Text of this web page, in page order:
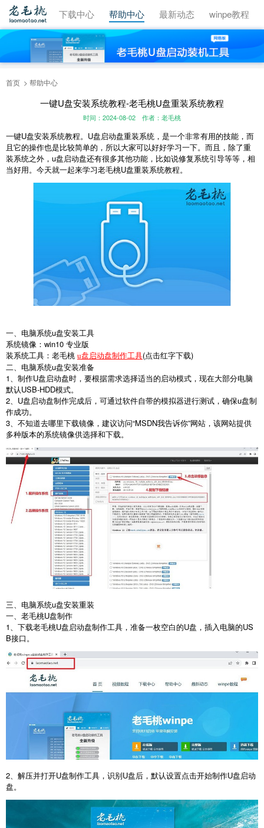
视频教程 下载中心 帮助中心 最新动态 winpe教程
首页 帮助中心
一键U盘安装系统教程-老毛桃U盘重装系统教程
时间：2024-08-02 作者：老毛桃
一键U盘安装系统教程。 U盘启动盘重装系统，是一个非常有用的技能，而
且它的操作也是比较简单的，所以大家可以好好学习一下。而且，除了重
装系统之外， u盘启动盘还有很多其他功能，比如说修复系统引导等等，相
当好用。今天就一起来学习老毛桃U盘重装系统教程。
一、电脑系统u盘安装工具
系统镜像： win10 专业版
装系统工具：老毛桃 u盘启动盘制作工具(点击红字下载)
二、电脑系统u盘安装准备
1、制作U盘启动盘时，要根据需求选择适当的启动模式，现在大部分电脑
默认USB-HDD模式。
2、 U盘启动盘制作完成后，可通过软件自带的模拟器进行测试，确保u盘制
作成功。
3、不知道去哪里下载镜像，建议访问“MSDN我告诉你”网站，该网站提供
多种版本的系统镜像供选择和下载。
三、电脑系统u盘安装重装
一、老毛桃U盘制作
1
、下载老毛桃U盘启动盘制作工具，准备一枚空白的U盘，插入电脑的US
B接口。
2、解压并打开U盘制作工具，识别U盘后，默认设置点击开始制作U盘启动
盘。